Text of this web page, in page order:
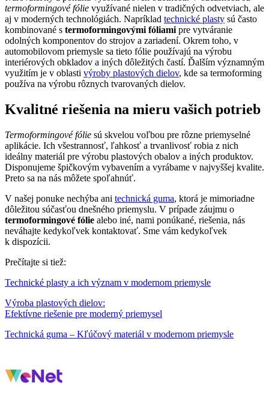
termoformingové fólie využívané nielen v tradičných odvetviach, ale
aj v moderných technológiách. Napríklad technické plasty sú často
kombinované s termoformingovými fóliami pre vytváranie
odolných komponentov do strojov a zariadení. Okrem toho, v
automobilovom priemysle sa tieto fólie používajú na výrobu
interiérových obkladov a iných dôležitých častí. Ďalším významným
využitím je v oblasti výroby plastových dielov, kde sa termoforming
používa na výrobu rôznych tvarovaných dielov.
Kvalitné riešenia na mieru vašich potrieb
Termoformingové fólie sú skvelou voľbou pre rôzne priemyselné
aplikácie. Ich všestrannosť, ľahkosť a trvanlivosť robia z nich
ideálny materiál pre výrobu plastových obalov a iných produktov.
Disponujeme špičkovým vybavením a vyrábame v najvyššej kvalite.
Preto sa na nás môžete spoľahnúť.
V našej ponuke nechýba ani technická guma, ktorá je mimoriadne
dôležitou súčasťou dnešného priemyslu. V prípade záujmu o
termoformingové fólie alebo iné, nami ponúkané, riešenia, nás
neváhajte kedykoľvek kontaktovať. Sme vám kedykoľvek
k dispozícii.
Prečítajte si tiež:
Technické plasty a ich význam v modernom priemysle
Výroba plastových dielov:
Efektívne riešenie pre moderný priemysel
Technická guma – Kľúčový materiál v modernom priemysle